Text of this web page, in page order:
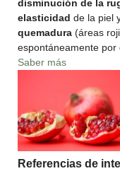
disminución de la
elasticidad de la piel
quemadura (áreas
espontáneamente por
Saber más
Referencias de